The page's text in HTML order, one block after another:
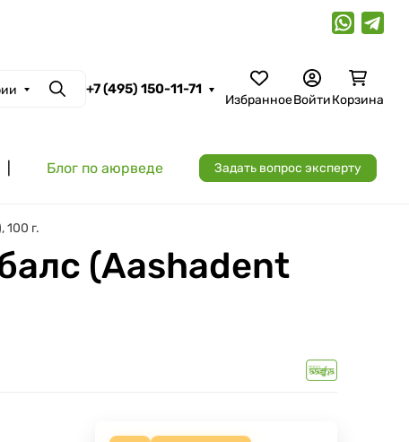
Поиск
+7 (495) 150-11-71
ИзбранноеВойтиКорзина
Блог по аюрведе Задать вопрос эксперту
г.
(Aashadent